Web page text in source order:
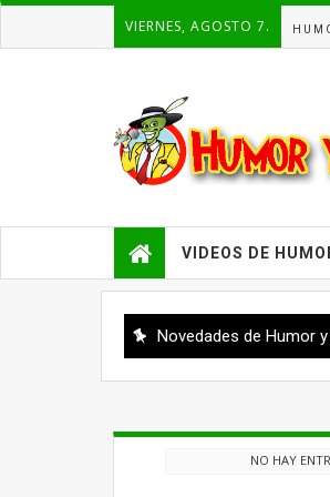
VIERNES, AGOSTO 7.
VIDEOS DE
Novedades de Humor
NO HAY